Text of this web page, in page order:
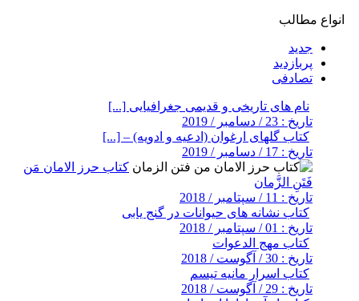
انواع مطالب
جدید
پربازدید
تصادفی
نام های تاریخی و قدیمی جغرافیایی [...]
تاریخ : 23 / دسامبر / 2019
کتاب گلهای ارغوان (ادعیه و ادویه) – [...]
تاریخ : 17 / دسامبر / 2019
کتاب حرز الامان مَن
فَتَنِ الزَّمان
تاریخ : 11 / سپتامبر / 2018
کتاب نشانه های حیوانات در گنج یابی
تاریخ : 01 / سپتامبر / 2018
کتاب مهج الدعوات
تاریخ : 30 / آگوست / 2018
کتاب اسرار مانیه تیسم
تاریخ : 29 / آگوست / 2018